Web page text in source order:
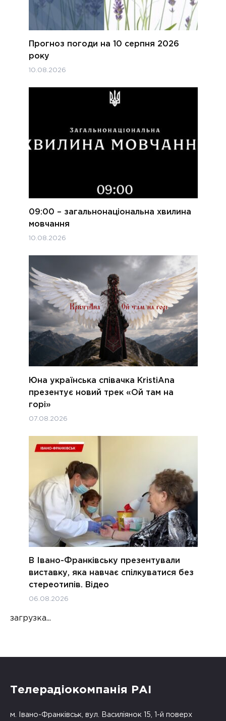
Прогноз погоди на 10 серпня 2026
року
10.08.2026
09:00 – загальнонаціональна хвилина
мовчання
10.08.2026
Юна українська співачка KristiAna
презентує новий трек «Ой там на
горі»
07.08.2026
В Івано-Франківську презентували
виставку, яка навчає спілкуватися без
стереотипів. Відео
06.08.2026
загрузка...
Телерадіокомпанія РАІ
м. Івано-Франківськ, вул. Василіянок 15, 1-й поверх